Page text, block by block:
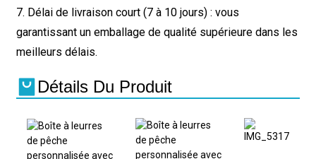
7. Délai de livraison court (7 à 10 jours) : vous
garantissant un emballage de qualité supérieure dans les
meilleurs délais.
Détails Du Produit